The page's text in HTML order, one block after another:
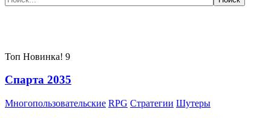
Топ Новинка! 9
Спарта 2035
Многопользовательские RPG Стратегии Шутеры